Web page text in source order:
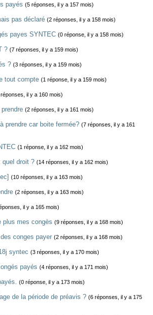
payés (5 réponses, il y a 157 mois)
pas déclaré (2 réponses, il y a 158 mois)
payes SYNTEC (0 réponse, il y a 158 mois)
? (7 réponses, il y a 159 mois)
? (3 réponses, il y a 159 mois)
tout compte (1 réponse, il y a 159 mois)
il y a 160 mois)
(2 réponses, il y a 161 mois)
prendre car boite fermée? (7 réponses, il y a 161
(1 réponse, il y a 162 mois)
quel droit ? (14 réponses, il y a 162 mois)
(10 réponses, il y a 163 mois)
(2 réponses, il y a 163 mois)
il y a 165 mois)
plus mes congès (9 réponses, il y a 168 mois)
conges payer (2 réponses, il y a 168 mois)
syntec (3 réponses, il y a 170 mois)
payés (4 réponses, il y a 171 mois)
(0 réponse, il y a 173 mois)
de la période de préavis ? (6 réponses, il y a 175